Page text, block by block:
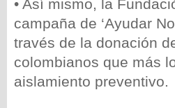
• Así mismo, la
campaña de ‘Ayudar
través de la donación
colombianos que más
aislamiento preventivo.
wp-